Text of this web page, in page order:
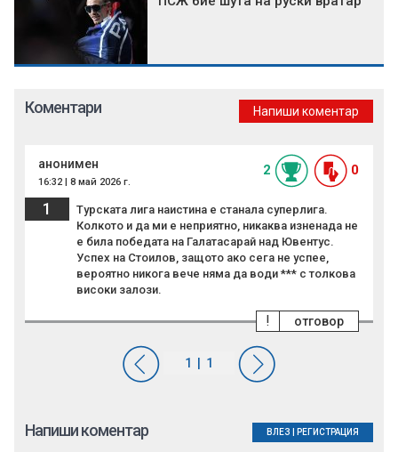
Коментари Напиши коментар
анонимен
16:32 | 8 май 2026 г.
2 0
1
Турската лига наистина е станала суперлига.
Колкото и да ми е неприятно, никаква изненада не
е била победата на Галатасарай над Ювентус.
Успех на Стоилов, защото ако сега не успее,
вероятно никога вече няма да води *** с толкова
високи залози.
отговор
!
Напиши коментар ВЛЕЗ РЕГИСТРАЦИЯ